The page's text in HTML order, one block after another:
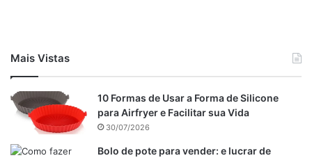
Mais Vistas
10 Formas de Usar a Forma de Silicone
para Airfryer e Facilitar sua Vida
30/07/2026
Bolo de pote para vender: e lucrar de